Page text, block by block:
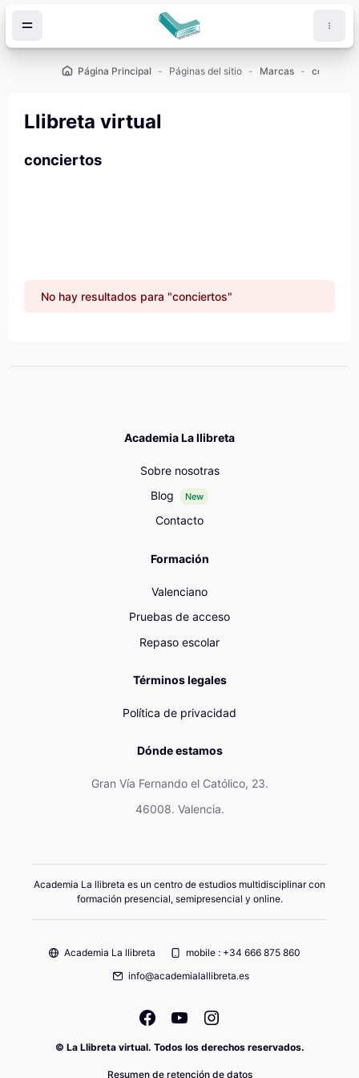
Página Principal Páginas del sitio Marcas conciertos
Llibreta virtual
conciertos
No hay resultados para "conciertos"
Academia La llibreta
Sobre nosotras
Blog
New
Contacto
Formación
Valenciano
Pruebas de acceso
Repaso escolar
Términos legales
Política de privacidad
Dónde estamos
Gran Vía Fernando el Católico, 23.
46008. Valencia.
Academia La llibreta es un centro de estudios multidisciplinar con
formación presencial, semipresencial y online.
Academia La llibreta
mobile : +34 666 875 860
info@academialallibreta.es
© La Llibreta virtual. Todos los derechos reservados.
Resumen de retención de datos